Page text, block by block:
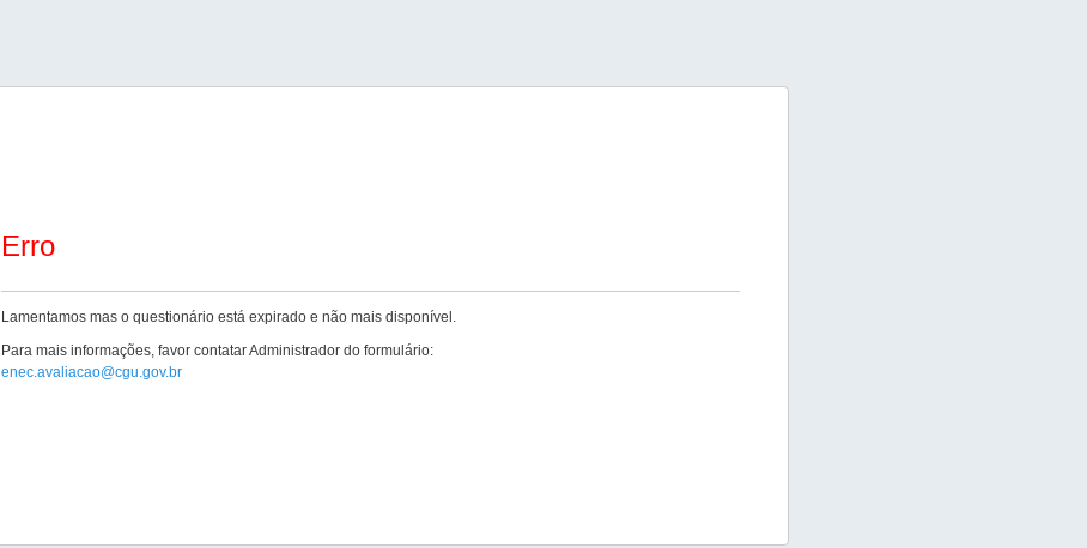
Erro
Lamentamos mas o questionário está expirado e não mais disponível.
Para mais informações, favor contatar Administrador do formulário:
enec.avaliacao@cgu.gov.br